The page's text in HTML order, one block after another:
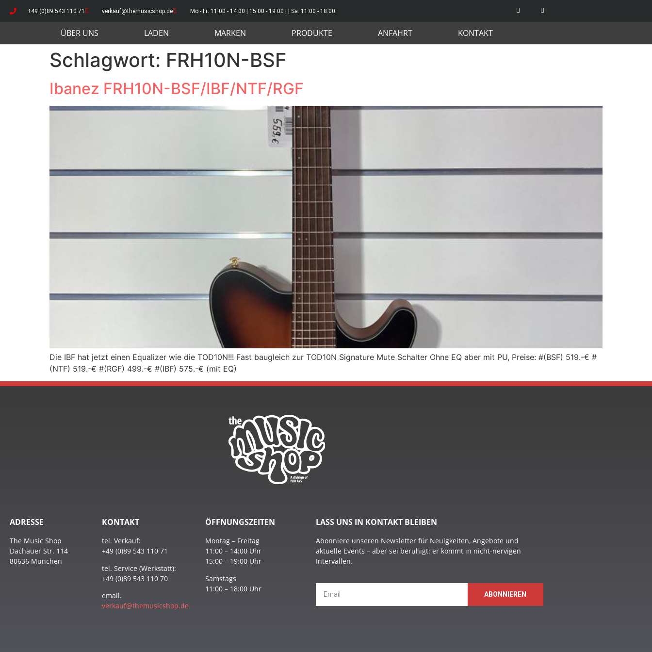
+49 (0)89 543 110 71 verkauf@themusicshop.de Mo - Fr: 11:00 - 14:00 | 15:00 - 19:00 | | Sa: 11:00 - 18:00
ÜBER UNS LADEN MARKEN PRODUKTE ANFAHRT KONTAKT
Schlagwort: FRH10N-BSF
Ibanez FRH10N-BSF/IBF/NTF/RGF
Die IBF hat jetzt einen Equalizer wie die TOD10N!!! Fast baugleich zur TOD10N Signature Mute Schalter Ohne EQ aber mit PU, Preise: #(BSF) 519.-€ #
(NTF) 519.-€ #(RGF) 499.-€ #(IBF) 575.-€ (mit EQ)
ADRESSE
The Music Shop
Dachauer Str. 114
80636 München
KONTAKT
tel. Verkauf:
+49 (0)89 543 110 71
tel. Service (Werkstatt):
+49 (0)89 543 110 70
email.
verkauf@themusicshop.de
ÖFFNUNGSZEITEN
Montag – Freitag
11:00 – 14:00 Uhr
15:00 – 19:00 Uhr
Samstags
11:00 – 18:00 Uhr
LASS UNS IN KONTAKT BLEIBEN
Abonniere unseren Newsletter für Neuigkeiten, Angebote und
aktuelle Events – aber sei beruhigt: er kommt in nicht-nervigen
Intervallen.
ABONNIEREN